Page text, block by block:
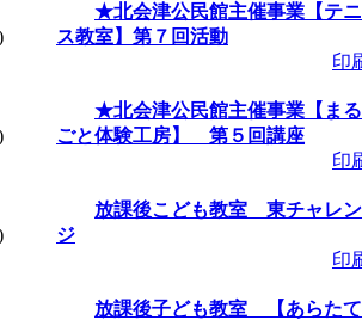
姫のこびる塾
受付期間：～
づる号乗車体
づくり」」 受
地区歴史ウオ
★北会津公民館主催事業【テニ
ス教室】第７回活動
印
★北会津公民館主催事業【まる
ごと体験工房】 第５回講座
印
放課後こども教室 東チャレン
ジ
印
放課後子ども教室 【あらたて